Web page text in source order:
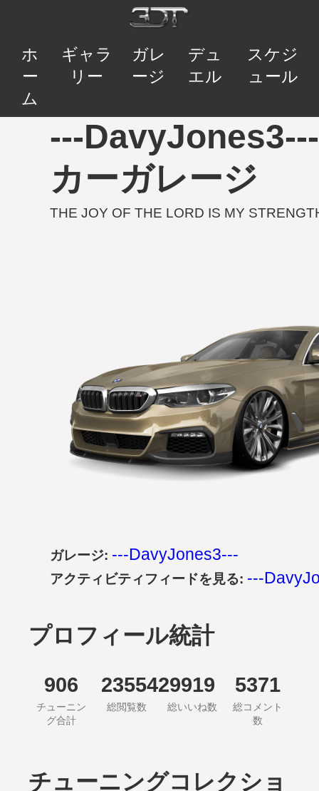
ホ
ー
ム
ギャラ
リー
ガレ
ージ
デュ
エル
スケジ
ュール
---
カーガレージ
THE JOY OF THE LORD IS MY
ガレージ: ---DavyJones3---
アクティビティフィードを見る: ---
プロフィール統計
906
チューニン
グ合計
235542
総閲覧数
9919
総いいね数
5371
総コメント
数
チューニングコレクショ